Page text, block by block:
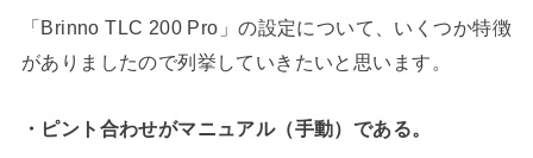
「Brinno TLC 200 Pro」の設定について、いくつか特徴
がありましたので列挙していきたいと思います。
・ピント合わせがマニュアル（手動）である。